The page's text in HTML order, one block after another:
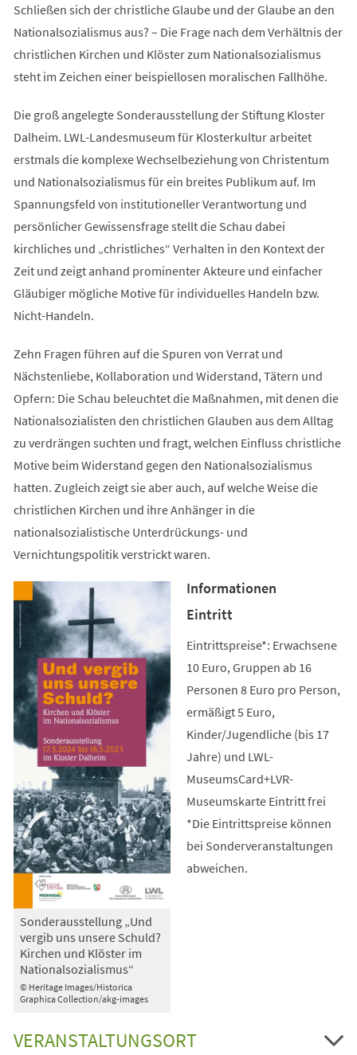
Schließen sich der christliche Glaube und der Glaube an den
Nationalsozialismus aus? – Die Frage nach dem Verhältnis der
christlichen Kirchen und Klöster zum Nationalsozialismus
steht im Zeichen einer beispiellosen moralischen Fallhöhe.
Die groß angelegte Sonderausstellung der Stiftung Kloster
Dalheim. LWL-Landesmuseum für Klosterkultur arbeitet
erstmals die komplexe Wechselbeziehung von Christentum
und Nationalsozialismus für ein breites Publikum auf. Im
Spannungsfeld von institutioneller Verantwortung und
persönlicher Gewissensfrage stellt die Schau dabei
kirchliches und „christliches“ Verhalten in den Kontext der
Zeit und zeigt anhand prominenter Akteure und einfacher
Gläubiger mögliche Motive für individuelles Handeln bzw.
Nicht-Handeln.
Zehn Fragen führen auf die Spuren von Verrat und
Nächstenliebe, Kollaboration und Widerstand, Tätern und
Opfern: Die Schau beleuchtet die Maßnahmen, mit denen die
Nationalsozialisten den christlichen Glauben aus dem Alltag
zu verdrängen suchten und fragt, welchen Einfluss christliche
Motive beim Widerstand gegen den Nationalsozialismus
hatten. Zugleich zeigt sie aber auch, auf welche Weise die
christlichen Kirchen und ihre Anhänger in die
nationalsozialistische Unterdrückungs- und
Vernichtungspolitik verstrickt waren.
© Heritage Images/Historica
Graphica Collection/akg-images
Sonderausstellung „Und
vergib uns unsere Schuld?
Kirchen und Klöster im
Nationalsozialismus“
Informationen
Eintritt
Eintrittspreise*: Erwachsene
10 Euro, Gruppen ab 16
Personen 8 Euro pro Person,
ermäßigt 5 Euro,
Kinder/Jugendliche (bis 17
Jahre) und LWL-
MuseumsCard+LVR-
Museumskarte Eintritt frei
*Die Eintrittspreise können
bei Sonderveranstaltungen
abweichen.
VERANSTALTUNGSORT